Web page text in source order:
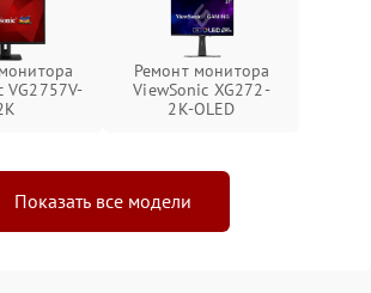
VG2757V-
Ремонт монитора
ViewSonic XG272-
2K-OLED
Показать все модели